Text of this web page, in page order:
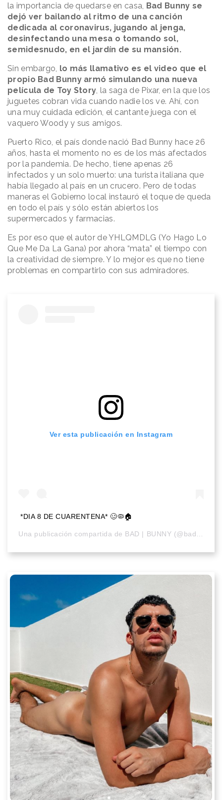
la importancia de quedarse en casa, Bad Bunny se
dejó ver bailando al ritmo de una canción
dedicada al coronavirus, jugando al jenga,
desinfectando una mesa o tomando sol,
semidesnudo, en el jardín de su mansión.
Sin embargo, lo más llamativo es el video que el
propio Bad Bunny armó simulando una nueva
película de Toy Story, la saga de Pixar, en la que los
juguetes cobran vida cuando nadie los ve. Ahí, con
una muy cuidada edición, el cantante juega con el
vaquero Woody y sus amigos.
Puerto Rico, el país donde nació Bad Bunny hace 26
años, hasta el momento no es de los más afectados
por la pandemia. De hecho, tiene apenas 26
infectados y un solo muerto: una turista italiana que
había llegado al país en un crucero. Pero de todas
maneras el Gobierno local instauró el toque de queda
en todo el país y sólo están abiertos los
supermercados y farmacias.
Es por eso que el autor de YHLQMDLG (Yo Hago Lo
Que Me Da La Gana) por ahora “mata” el tiempo con
la creatividad de siempre. Y lo mejor es que no tiene
problemas en compartirlo con sus admiradores.
Ver esta publicación en Instagram
*DIA 8 DE CUARENTENA* 🥴🦠🏠
Una publicación compartida de BAD | BUNNY (@badbunnypr) el